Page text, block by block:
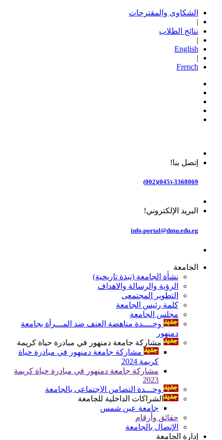
الشكاوى والمقترحات
|
نتائج الطلاب
|
English
|
French
إتصل بنا!
3368069-(045)(002)
البريد الإلكتروني!
info.portal@dmu.edu.eg
الجامعة
نشأة الجامعة (نبذة تاريخية)
الرؤية والرسالة والاهداف
التطوير المجتمعى
كلمة رئيس الجامعة
مجلس الجامعة
وحــــدة مناهضة العنف ضد المـــرأة بجامعة
دمنهور
مشاركة جامعة دمنهور في مبادرة حياة كريمة
مشاركة جامعة دمنهور في مبادرة حياة
كريمة 2024
مشاركة جامعة دمنهور في مبادرة حياة كريمة
2023
وحـــدة التضامن الإجتماعى بالجامعة
الشراكات الداخلية للجامعة
جامعة عين شمس
حقائق وأرقام
الإتصال بالجامعة
إدارة الجامعة